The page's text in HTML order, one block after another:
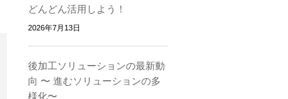
どんどん活用しよう！
2026年7月13日
後加工ソリューションの最新動
向 〜 進むソリューションの多
様化〜